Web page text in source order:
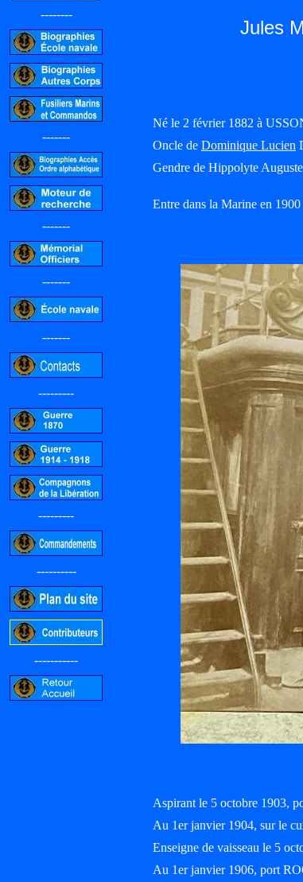
--------
-------
-------
-------
-------
---------
---------
----------
-----------
Jules
Né le 2 février 1882 à
Oncle de Dominique Lucien
Gendre de Hippolyte
Entre dans la Marine en 1900
Aspirant le 5 octobre 1903,
Au 1er janvier 1904, sur le
Enseigne de vaisseau le 5
Au 1er janvier 1906, port